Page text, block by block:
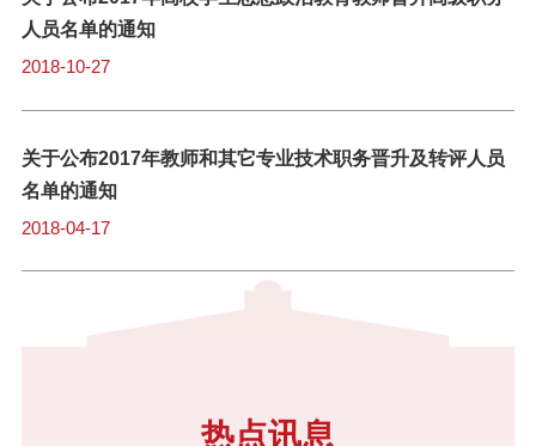
人员名单的通知
2018-10-27
关于公布2017年教师和其它专业技术职务晋升及转评人员
名单的通知
2018-04-17
热点讯息